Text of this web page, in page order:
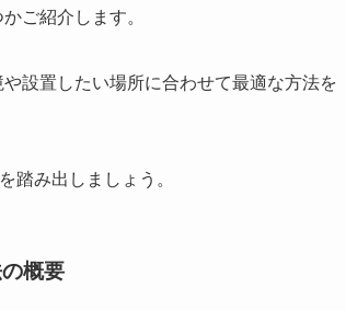
ご紹介します。
設置したい場所に合わせて最適な方法を
踏み出しましょう。
概要